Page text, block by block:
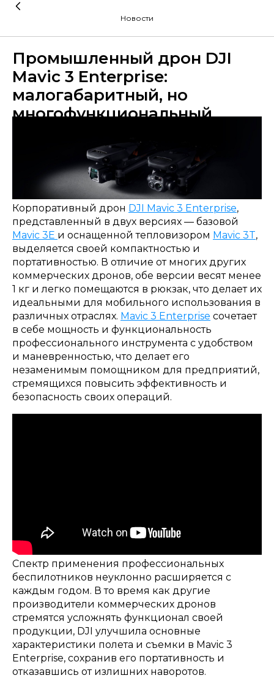
Новости
Промышленный дрон DJI
Mavic 3 Enterprise:
малогабаритный, но
многофункциональный
Корпоративный дрон DJI Mavic 3 Enterprise,
представленный в двух версиях — базовой
Mavic 3E и оснащенной тепловизором Mavic 3T,
выделяется своей компактностью и
портативностью. В отличие от многих других
коммерческих дронов, обе версии весят менее
1 кг и легко помещаются в рюкзак, что делает их
идеальными для мобильного использования в
различных отраслях. Mavic 3 Enterprise сочетает
в себе мощность и функциональность
профессионального инструмента с удобством
и маневренностью, что делает его
незаменимым помощником для предприятий,
стремящихся повысить эффективность и
безопасность своих операций.
Спектр применения профессиональных
беспилотников неуклонно расширяется с
каждым годом. В то время как другие
производители коммерческих дронов
стремятся усложнять функционал своей
продукции, DJI улучшила основные
характеристики полета и съемки в Mavic 3
Enterprise, сохранив его портативность и
отказавшись от излишних наворотов.